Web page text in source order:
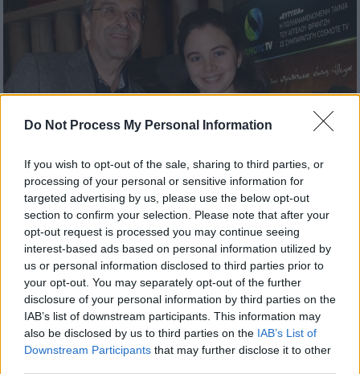
Do Not Process My Personal Information
If you wish to opt-out of the sale, sharing to third parties, or
processing of your personal or sensitive information for
targeted advertising by us, please use the below opt-out
section to confirm your selection. Please note that after your
opt-out request is processed you may continue seeing
interest-based ads based on personal information utilized by
us or personal information disclosed to third parties prior to
your opt-out. You may separately opt-out of the further
disclosure of your personal information by third parties on the
IAB’s list of downstream participants. This information may
also be disclosed by us to third parties on the IAB’s List of
Downstream Participants that may further disclose it to other
Λένα Σαμαρά (eurokinissi)
Προσθέστε το ΕΘΝΟΣ στη Google
Θρήνος και θλίψη για την οικογένεια του
Αντώνη Σαμαρά από την απώλεια της
34χρονης κόρης του.